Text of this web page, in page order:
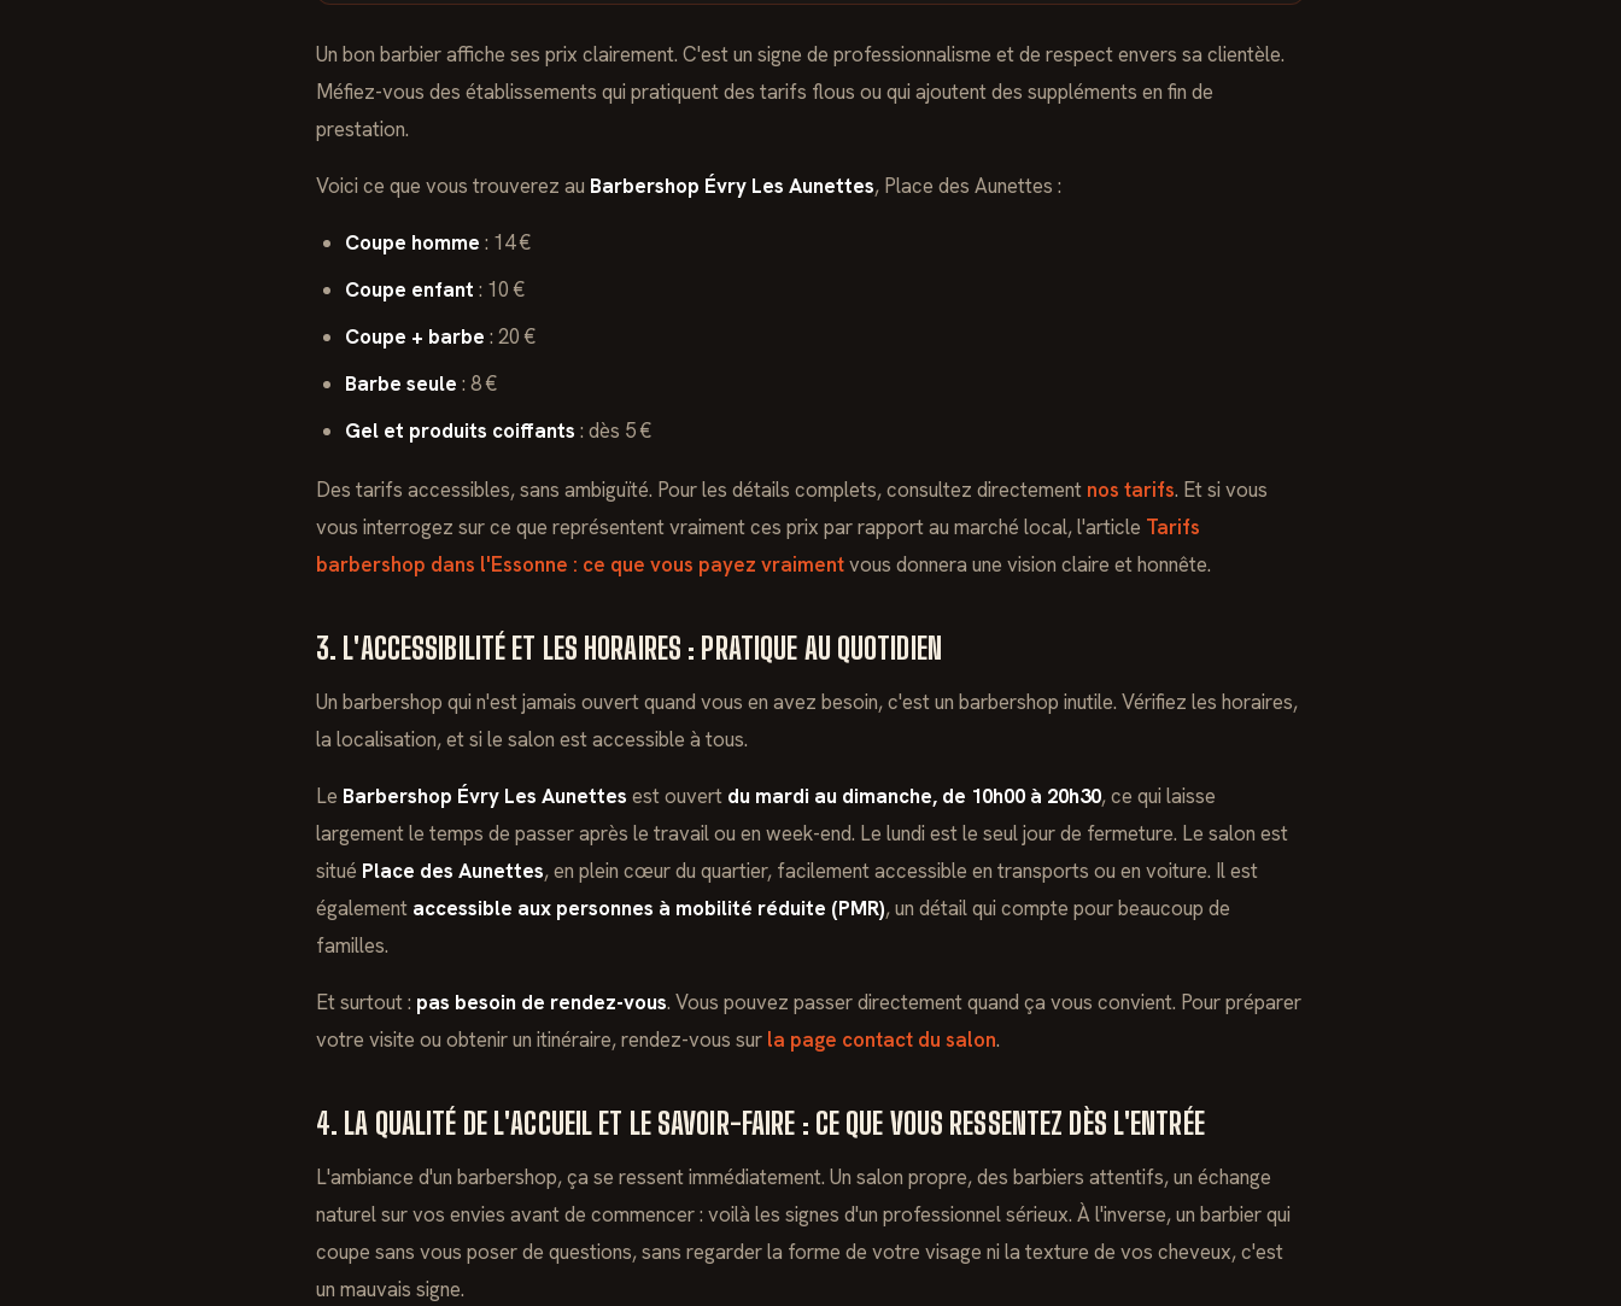
Un bon barbier affiche ses prix clairement. C'est un signe de professionnalisme et de respect envers sa clientèle.
Méfiez-vous des établissements qui pratiquent des tarifs flous ou qui ajoutent des suppléments en fin de
prestation.
Voici ce que vous trouverez au Barbershop Évry Les Aunettes, Place des Aunettes :
Coupe homme : 14 €
Coupe enfant : 10 €
Coupe + barbe : 20 €
Barbe seule : 8 €
Gel et produits coiffants : dès 5 €
Des tarifs accessibles, sans ambiguïté. Pour les détails complets, consultez directement nos tarifs. Et si vous
vous interrogez sur ce que représentent vraiment ces prix par rapport au marché local, l'article Tarifs
barbershop dans l'Essonne : ce que vous payez vraimentvous donnera une vision claire et honnête.
3. L'ACCESSIBILITÉ ET LES HORAIRES : PRATIQUE AU QUOTIDIEN
Un barbershop qui n'est jamais ouvert quand vous en avez besoin, c'est un barbershop inutile. Vérifiez les horaires,
la localisation, et si le salon est accessible à tous.
Le Barbershop Évry Les Aunettes est ouvert du mardi au dimanche, de 10h00 à 20h30, ce qui laisse
largement le temps de passer après le travail ou en week-end. Le lundi est le seul jour de fermeture. Le salon est
situé Place des Aunettes, en plein cœur du quartier, facilement accessible en transports ou en voiture. Il est
également accessible aux personnes à mobilité réduite (PMR), un détail qui compte pour beaucoup de
familles.
Et surtout : pas besoin de rendez-vous. Vous pouvez passer directement quand ça vous convient. Pour préparer
votre visite ou obtenir un itinéraire, rendez-vous sur la page contact du salon.
4. LA QUALITÉ DE L'ACCUEIL ET LE SAVOIR-FAIRE : CE QUE VOUS RESSENTEZ DÈS L'ENTRÉE
L'ambiance d'un barbershop, ça se ressent immédiatement. Un salon propre, des barbiers attentifs, un échange
naturel sur vos envies avant de commencer : voilà les signes d'un professionnel sérieux. À l'inverse, un barbier qui
coupe sans vous poser de questions, sans regarder la forme de votre visage ni la texture de vos cheveux, c'est
un mauvais signe.